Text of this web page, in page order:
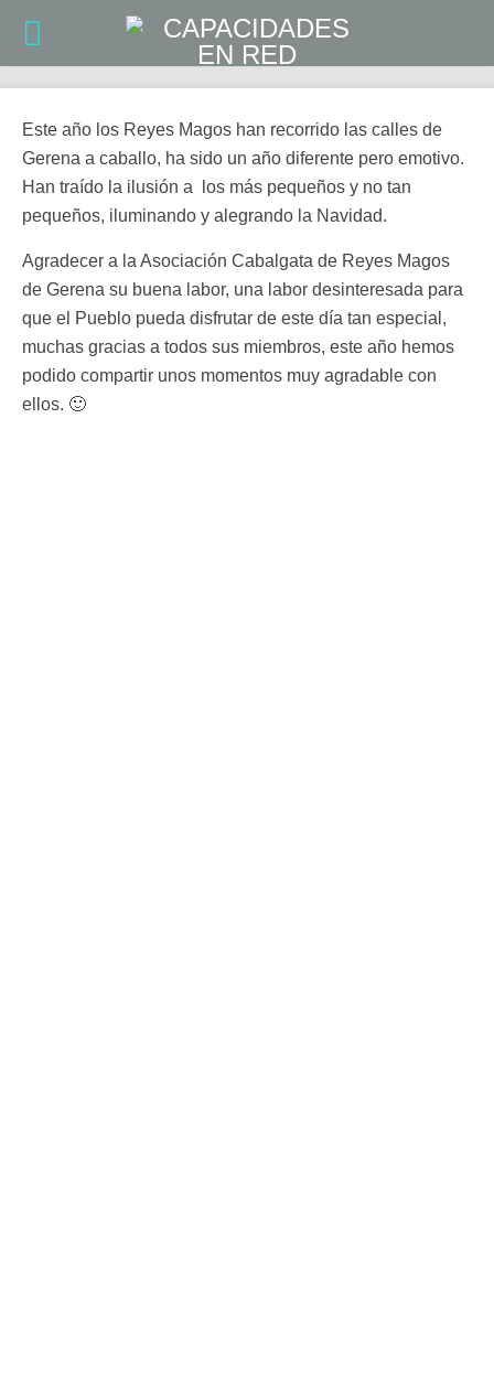
Este año los Reyes Magos han recorrido las calles de
Gerena a caballo, ha sido un año diferente pero emotivo.
Han traído la ilusión a los más pequeños y no tan
pequeños, iluminando y alegrando la Navidad.
Agradecer a la Asociación Cabalgata de Reyes Magos
de Gerena su buena labor, una labor desinteresada para
que el Pueblo pueda disfrutar de este día tan especial,
muchas gracias a todos sus miembros, este año hemos
podido compartir unos momentos muy agradable con
ellos. 🙂